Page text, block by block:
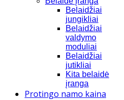
Belaidžiai
jungikliai
Belaidžiai
valdymo
moduliai
Belaidžiai
jutikliai
Kita belaidė
įranga
Protingo namo kaina